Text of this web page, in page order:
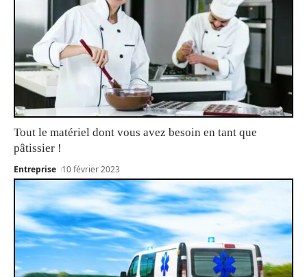
Tout le matériel dont vous avez besoin en tant que
pâtissier !
Entreprise 10 février 2023